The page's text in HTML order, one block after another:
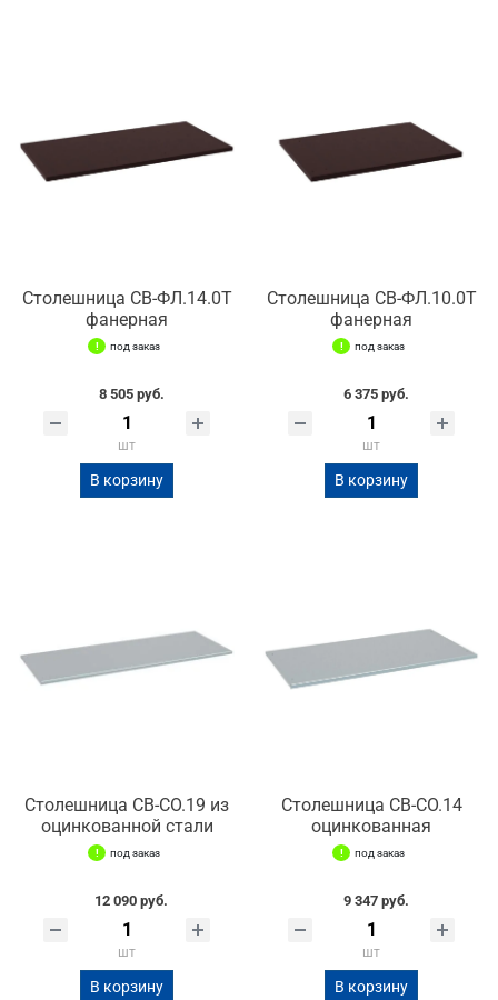
Столешница СВ-ФЛ.14.0Т
фанерная
под заказ
8 505 руб.
шт
В корзину
Столешница СВ-ФЛ.10.0Т
фанерная
под заказ
6 375 руб.
шт
В корзину
Столешница СВ-СО.19 из
оцинкованной стали
под заказ
12 090 руб.
шт
В корзину
Столешница СВ-СО.14
оцинкованная
под заказ
9 347 руб.
шт
В корзину